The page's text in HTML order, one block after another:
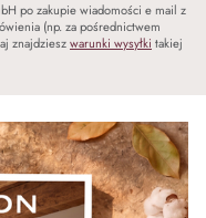
po zakupie wiadomości e mail z
(np. za pośrednictwem
znajdzieszwarunki wysyłki takiej